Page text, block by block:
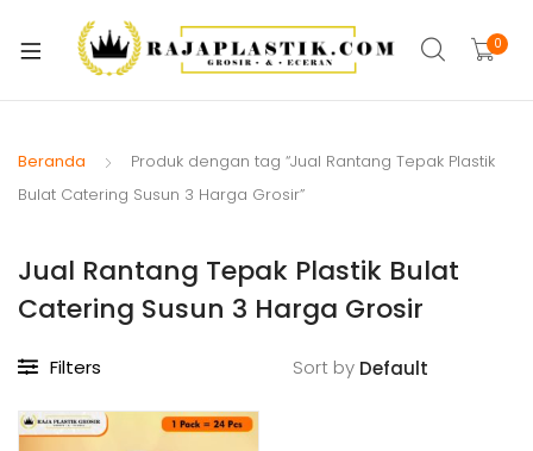
0
Beranda
Produk dengan tag “Jual Rantang Tepak Plastik
Bulat Catering Susun 3 Harga Grosir”
Jual Rantang Tepak Plastik Bulat
Catering Susun 3 Harga Grosir
Filters Sort by